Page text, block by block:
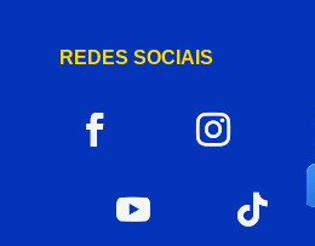
REDES SOCIAIS